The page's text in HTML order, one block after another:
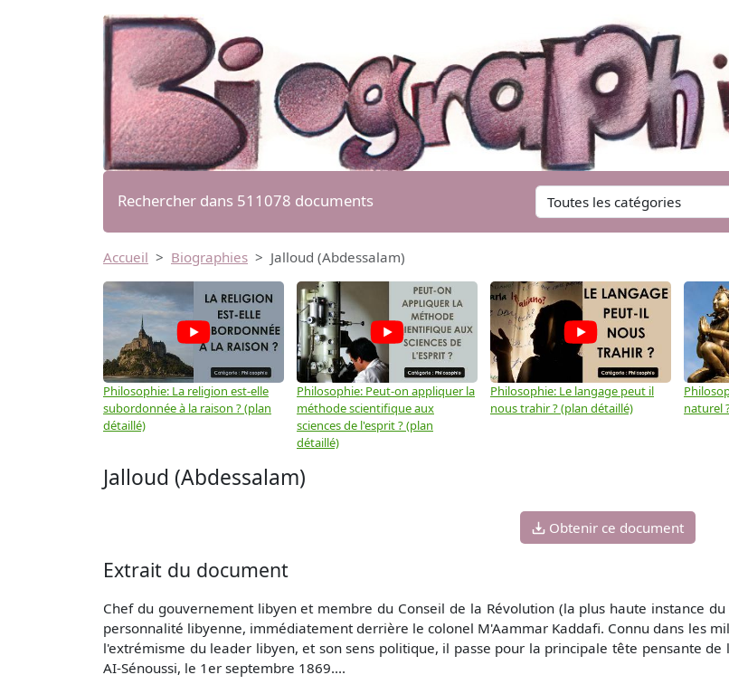
Rechercher dans 511078 documents
Accueil Biographies Jalloud (Abdessalam)
Philosophie: La religion est-elle
subordonnée à la raison ? (plan
détaillé)
Philosophie: Peut-on appliquer la
méthode scientifique aux
sciences de l'esprit ? (plan
détaillé)
Philosophie: Le langage peut il
nous trahir ? (plan détaillé)
naturel
Jalloud (Abdessalam)
Obtenir ce document
Extrait du document
Chef du gouvernement libyen et membre du Conseil de la Révolution (la plus haute instance
personnalité libyenne, immédiatement derrière le colonel M'Aammar Kaddafi. Connu dans les
l'extrémisme du leader libyen, et son sens politique, il passe pour la principale tête pensante
AI-Sénoussi, le 1er septembre 1869....